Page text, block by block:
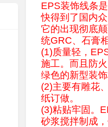
EPS装饰线条
快得到了国内
它的出现彻底
统GRC、石膏
(1)质量轻，
施工。而且防
绿色的新型装饰
(2)主要有雕花
纸订做。
(3)粘贴牢固。
砂浆搅拌制成